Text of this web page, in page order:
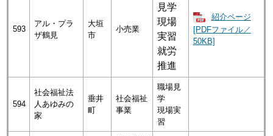
593
アル・プラ
ザ鶴見
大垣
市
小売業
見学
現場
実習
就労
推進
紹介ページ
[PDFファイル／
50KB]
594
社会福祉法
人あゆみの
家
垂井
町
社会福祉
事業
職場見
学
現場実
習